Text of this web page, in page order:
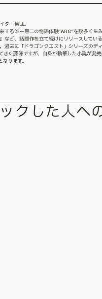
ター集団。
する唯一無二の物語体験"ARG"を数多く生
など、話題作を立て続けにリリースしてい
過去に「ドラゴンクエスト」シリーズのデ
きた藤澤ですが、自身が執筆した小説が発
ります。
クした人へ